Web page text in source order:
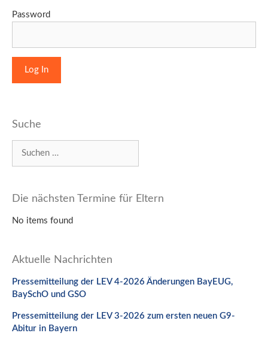
Password
Suche
nach:
Die nächsten Termine für Eltern
No items found
Aktuelle Nachrichten
Pressemitteilung der LEV 4-2026 Änderungen BayEUG,
BaySchO und GSO
Pressemitteilung der LEV 3-2026 zum ersten neuen G9-
Abitur in Bayern